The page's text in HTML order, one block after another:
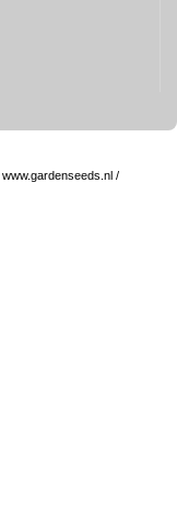
www.gardenseeds.nl /